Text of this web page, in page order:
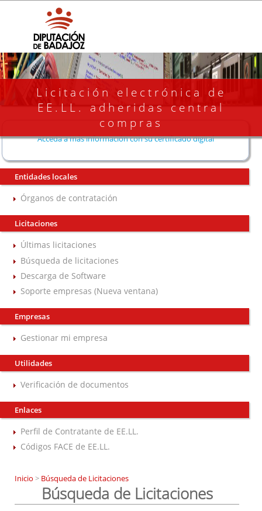
Licitación electrónica de
EE.LL. adheridas central
compras
Acceda a más información con su certificado digital
Entidades locales
Órganos de contratación
Licitaciones
Últimas licitaciones
Búsqueda de licitaciones
Descarga de Software
Soporte empresas (Nueva ventana)
Empresas
Gestionar mi empresa
Utilidades
Verificación de documentos
Enlaces
Perfil de Contratante de EE.LL.
Códigos FACE de EE.LL.
Inicio > Búsqueda de Licitaciones
Búsqueda de Licitaciones